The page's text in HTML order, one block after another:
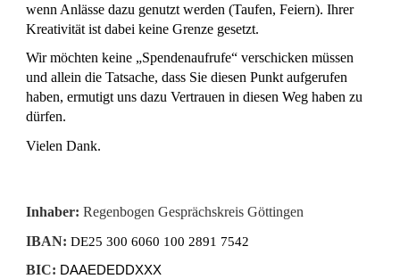
wenn Anlässe dazu genutzt werden (Taufen, Feiern). Ihrer
Kreativität ist dabei keine Grenze gesetzt.
Wir möchten keine „Spendenaufrufe“ verschicken müssen
und allein die Tatsache, dass Sie diesen Punkt aufgerufen
haben, ermutigt uns dazu Vertrauen in diesen Weg haben zu
dürfen.
Vielen Dank.
Inhaber: Regenbogen Gesprächskreis Göttingen
IBAN: DE25 300 6060 100 2891 7542
BIC: DAAEDEDDXXX